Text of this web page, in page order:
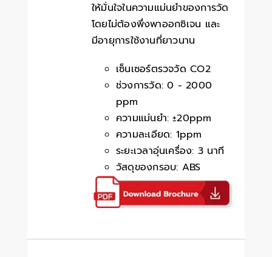
ให้มั่นใจในความแม่นยำของการวัด
โดยไม่ต้องพึ่งพาออกซิเจน และ
มีอายุการใช้งานที่ยาวนาน
เซ็นเซอร์ตรวจวัด CO2
ช่วงการวัด: 0 - 2000
ppm
ความแม่นยำ: ±20ppm
ความละเอียด: 1ppm
ระยะเวลาอุ่นเครื่อง: 3 นาที
วัสดุของกรอบ: ABS